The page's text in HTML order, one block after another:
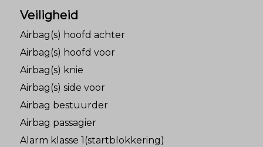
Veiligheid
Airbag(s) hoofd achter
Airbag(s) hoofd voor
Airbag(s) knie
Airbag(s) side voor
Airbag bestuurder
Airbag passagier
Alarm klasse 1(startblokkering)